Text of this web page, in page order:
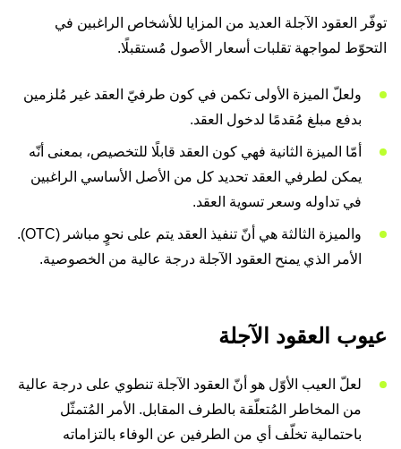
توفّر العقود الآجلة العديد من المزايا للأشخاص الراغبين في
التحوّط لمواجهة تقلبات أسعار الأصول مُستقبلًا.
ولعلّ الميزة الأولى تكمن في كون طرفيّ العقد غير مُلزمين
بدفع مبلغ مُقدمًا لدخول العقد.
أمّا الميزة الثانية فهي كون العقد قابلًا للتخصيص، بمعنى أنّه
يمكن لطرفي العقد تحديد كل من الأصل الأساسي الراغبين
في تداوله وسعر تسوية العقد.
والميزة الثالثة هي أنّ تنفيذ العقد يتم على نحوٍ مباشر (OTC).
الأمر الذي يمنح العقود الآجلة درجة عالية من الخصوصية.
عيوب العقود الآجلة
لعلّ العيب الأوّل هو أنّ العقود الآجلة تنطوي على درجة عالية
من المخاطر المُتعلّقة بالطرف المقابل. الأمر المُتمثّل
باحتمالية تخلّف أي من الطرفين عن الوفاء بالتزاماته